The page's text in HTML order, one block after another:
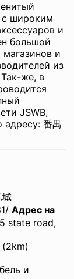
с широким
и
большой
и
из
же, в
JSWB,
адресу: 番禺
城
Адрес на
state road,
и